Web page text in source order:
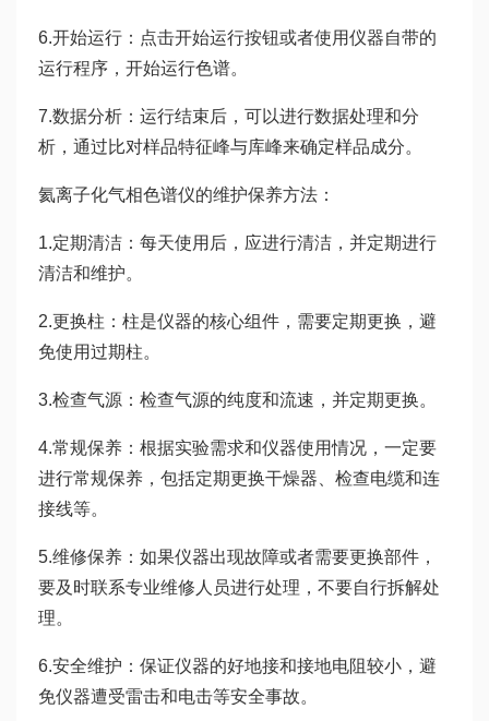
6.开始运行：点击开始运行按钮或者使用仪器自带的
运行程序，开始运行色谱。
7.数据分析：运行结束后，可以进行数据处理和分
析，通过比对样品特征峰与库峰来确定样品成分。
氦离子化气相色谱仪的维护保养方法：
1.定期清洁：每天使用后，应进行清洁，并定期进行
清洁和维护。
2.更换柱：柱是仪器的核心组件，需要定期更换，避
免使用过期柱。
3.检查气源：检查气源的纯度和流速，并定期更换。
4.常规保养：根据实验需求和仪器使用情况，一定要
进行常规保养，包括定期更换干燥器、检查电缆和连
接线等。
5.维修保养：如果仪器出现故障或者需要更换部件，
要及时联系专业维修人员进行处理，不要自行拆解处
理。
6.安全维护：保证仪器的好地接和接地电阻较小，避
免仪器遭受雷击和电击等安全事故。